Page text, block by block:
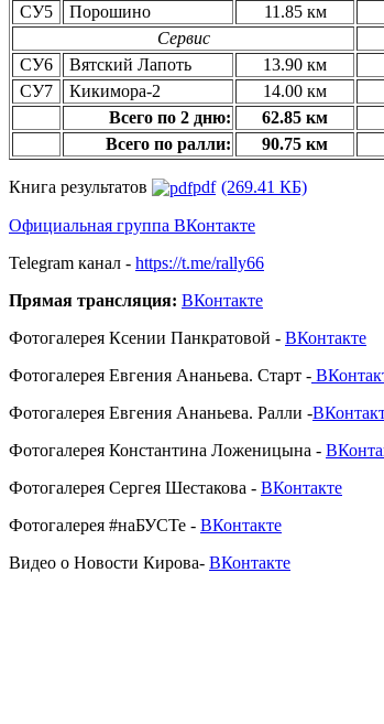
СУ5
Порошино 11.85 км
Сервис
СУ6
Вятский Лапоть 13.90 км
СУ7
Кикимора-2 14.00 км
Всего по 2 дню:
62.85 км
Всего по ралли:
90.75 км
Книга результатов pdf (269.41 КБ)
Официальная группа ВКонтакте
Telegram канал - https://t.me/rally66
Прямая трансляция: ВКонтакте
Фотогалерея Ксении Панкратовой - ВКонтакте
Фотогалерея Евгения Ананьева. Старт -
Фотогалерея Евгения Ананьева. Ралли -
Фотогалерея Константина Ложеницына -
Фотогалерея Сергея Шестакова - ВКонтакте
Фотогалерея #наБУСТе - ВКонтакте
Видео о Новости Кирова- ВКонтакте